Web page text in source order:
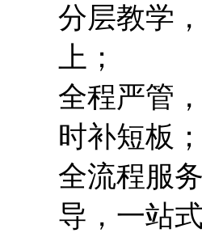
分层教学
上；
全程严管
时补短板；
全流程服
导，一站式